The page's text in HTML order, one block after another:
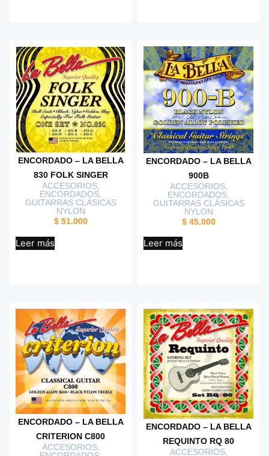
ENCORDADO – LA BELLA
830 FOLK SINGER
ACCESORIOS,
ENCORDADOS,
GUITARRAS CLÁSICAS
NYLON
$51.000
Leer más
ENCORDADO – LA BELLA
900B
ACCESORIOS,
ENCORDADOS
GUITARRAS CLÁSICAS
NYLON
$45.000
Leer más
ENCORDADO – LA BELLA
CRITERION C800
ACCESORIOS,
ENCORDADO – LA BELLA
REQUINTO RQ 80
ACCESORIOS,